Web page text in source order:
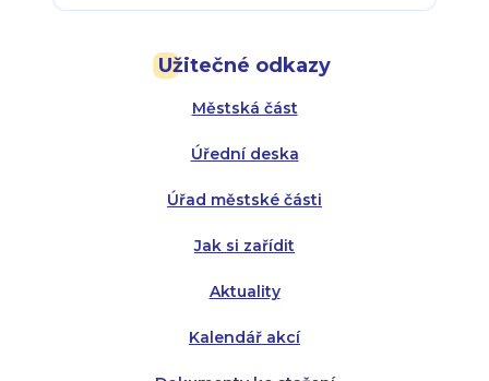
Užitečné odkazy
Městská část
Úřední deska
Úřad městské části
Jak si zařídit
Aktuality
Kalendář akcí
Úterý:
Středa:
Čtvrtek:
Pátek:
Úterý:
Středa:
Čtvrtek: